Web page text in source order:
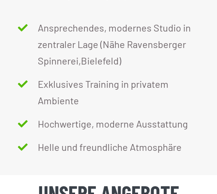
Ansprechendes, modernes Studio in
zentraler Lage (Nähe Ravensberger
Spinnerei,Bielefeld)
Exklusives Training in privatem
Ambiente
Hochwertige, moderne Ausstattung
Helle und freundliche Atmosphäre